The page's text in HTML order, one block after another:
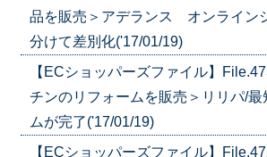
品を販売＞アデランス オンライン
分けて差別化('17/01/19)
【ECショッパーズファイル】
チンのリフォームを販売＞リリパ/
ムが完了('17/01/19)
【ECショッパーズファイル】